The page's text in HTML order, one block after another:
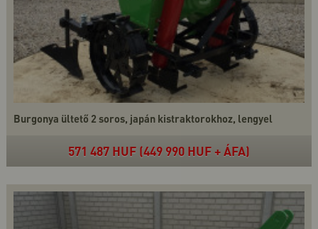
Burgonya ültető 2 soros, japán kistraktorokhoz, lengyel
571 487 HUF (449 990 HUF + ÁFA)